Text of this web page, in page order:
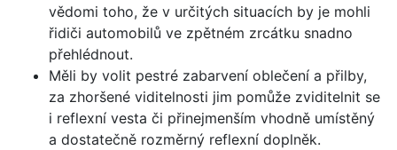
vědomi toho, že v určitých situacích by je mohli
řidiči automobilů ve zpětném zrcátku snadno
přehlédnout.
Měli by volit pestré zabarvení oblečení a přilby,
za zhoršené viditelnosti jim pomůže zviditelnit se
i reflexní vesta či přinejmenším vhodně umístěný
a dostatečně rozměrný reflexní doplněk.